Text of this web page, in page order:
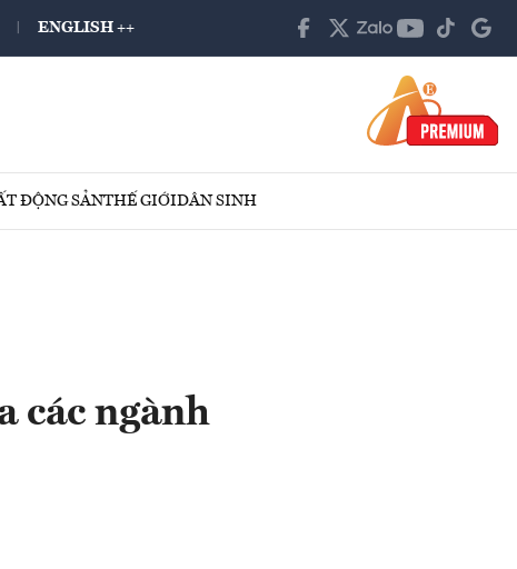
ENGLISH ++
ĐỘNG SẢNTHẾ GIỚIDÂN SINH
các ngành